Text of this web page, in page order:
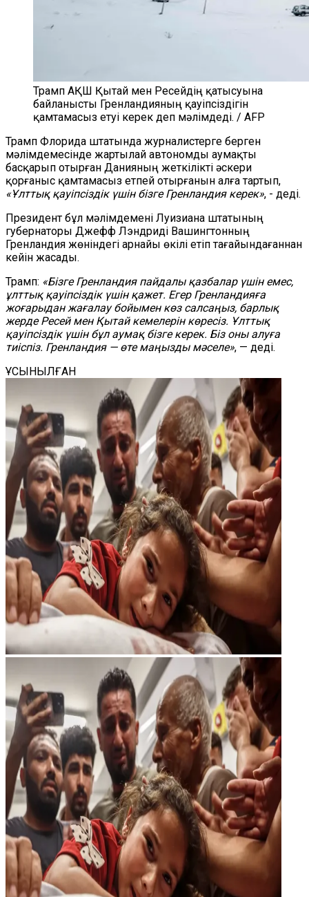
Трамп АҚШ Қытай мен Ресейдің қатысуына
байланысты Гренландияның қауіпсіздігін
қамтамасыз етуі керек деп мәлімдеді. / AFP
Трамп Флорида штатында журналистерге берген
мәлімдемесінде жартылай автономды аумақты
басқарып отырған Данияның жеткілікті әскери
қорғаныс қамтамасыз етпей отырғанын алға тартып,
«Ұлттық қауіпсіздік үшін бізге Гренландия керек», - деді.
Президент бұл мәлімдемені Луизиана штатының
губернаторы Джефф Лэндриді Вашингтонның
Гренландия жөніндегі арнайы өкілі етіп тағайындағаннан
кейін жасады.
Трамп: «Бізге Гренландия пайдалы қазбалар үшін емес,
ұлттық қауіпсіздік үшін қажет. Егер Гренландияға
жоғарыдан жағалау бойымен көз салсаңыз, барлық
жерде Ресей мен Қытай кемелерін көресіз. Ұлттық
қауіпсіздік үшін бұл аумақ бізге керек. Біз оны алуға
тиіспіз. Гренландия — өте маңызды мәселе», — деді.
ҰСЫНЫЛҒАН